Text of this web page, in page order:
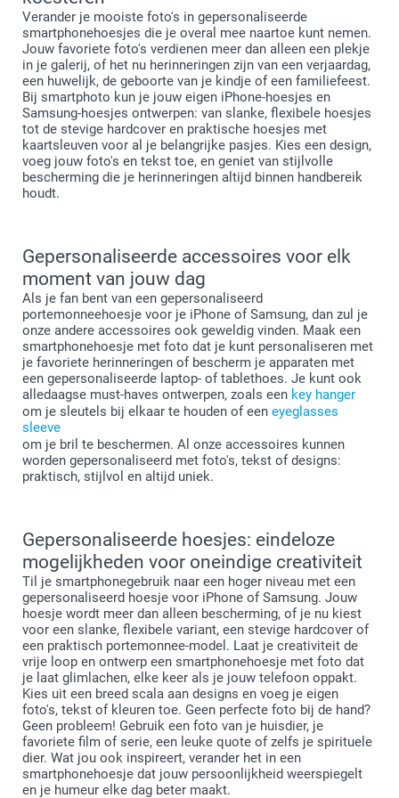
Vriendelijke groet!
Nathalie @smartphoto
Verander je mooiste foto's in gepersonaliseerde
smartphonehoesjes die je overal mee naartoe kunt nemen.
Jouw favoriete foto's verdienen meer dan alleen een plekje
in je galerij, of het nu herinneringen zijn van een verjaardag,
een huwelijk, de geboorte van je kindje of een familiefeest.
Bij smartphoto kun je jouw eigen iPhone-hoesjes en
Samsung-hoesjes ontwerpen: van slanke, flexibele hoesjes
tot de stevige hardcover en praktische hoesjes met
kaartsleuven voor al je belangrijke pasjes. Kies een design,
voeg jouw foto's en tekst toe, en geniet van stijlvolle
bescherming die je herinneringen altijd binnen handbereik
houdt.
Gepersonaliseerde accessoires voor elk
moment van jouw dag
Als je fan bent van een gepersonaliseerd
portemonneehoesje voor je iPhone of Samsung, dan zul je
onze andere accessoires ook geweldig vinden. Maak een
smartphonehoesje met foto dat je kunt personaliseren met
je favoriete herinneringen of bescherm je apparaten met
een gepersonaliseerde laptop- of tablethoes. Je kunt ook
alledaagse must-haves ontwerpen, zoals een key hanger
om je sleutels bij elkaar te houden of een eyeglasses
sleeve
om je bril te beschermen. Al onze accessoires kunnen
worden gepersonaliseerd met foto's, tekst of designs:
praktisch, stijlvol en altijd uniek.
Gepersonaliseerde hoesjes: eindeloze
mogelijkheden voor oneindige creativiteit
Til je smartphonegebruik naar een hoger niveau met een
gepersonaliseerd hoesje voor iPhone of Samsung. Jouw
hoesje wordt meer dan alleen bescherming, of je nu kiest
voor een slanke, flexibele variant, een stevige hardcover of
een praktisch portemonnee-model. Laat je creativiteit de
vrije loop en ontwerp een smartphonehoesje met foto dat
je laat glimlachen, elke keer als je jouw telefoon oppakt.
Kies uit een breed scala aan designs en voeg je eigen
foto's, tekst of kleuren toe. Geen perfecte foto bij de hand?
Geen probleem! Gebruik een foto van je huisdier, je
favoriete film of serie, een leuke quote of zelfs je spirituele
dier. Wat jou ook inspireert, verander het in een
smartphonehoesje dat jouw persoonlijkheid weerspiegelt
en je humeur elke dag beter maakt.